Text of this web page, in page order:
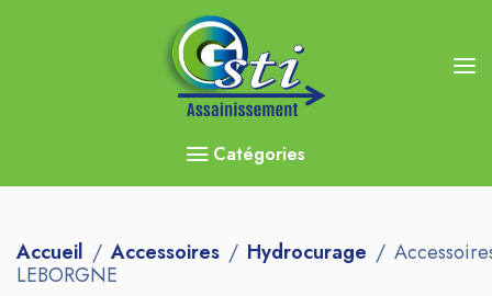
Catégories
Accueil Accessoires Hydrocurage
LEBORGNE